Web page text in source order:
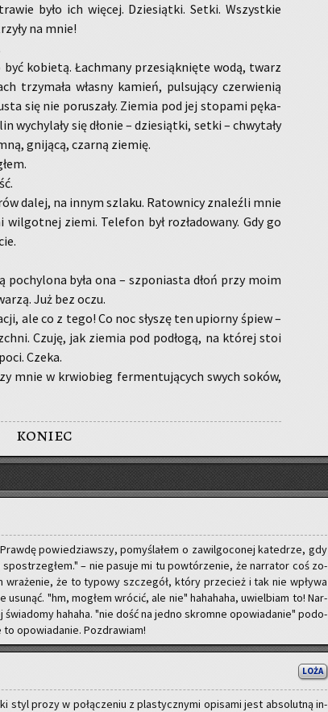
było ich wię­cej. Dzie­siąt­ki. Setki. Wszyst­kie
na mnie!
być ko­bie­tą. Łach­ma­ny prze­siąk­nię­te wodą, twarz
trzy­ma­ła wła­sny ka­mień, pul­su­ją­cy czer­wie­nią
się nie po­ru­sza­ły. Zie­mia pod jej sto­pa­mi pę­ka­
wy­chy­la­ły się dło­nie – dzie­siąt­ki, setki – chwy­ta­ły
gni­ją­cą, czar­ną zie­mię.
dalej, na innym szla­ku. Ra­tow­ni­cy zna­leź­li mnie
ziemi. Te­le­fon był roz­ła­do­wa­ny. Gdy go
po­chy­lo­na była ona – szpo­nia­sta dłoń przy moim
Już bez oczu.
ale co z tego! Co noc sły­szę ten upior­ny śpiew –
Czuję, jak zie­mia pod pod­ło­gą, na któ­rej stoi
Czeka.
mnie w krwio­bieg fer­men­tu­ją­cych swych soków,
koniec
po­wie­dziaw­szy, po­my­śla­łem o za­wil­go­co­nej ka­te­drze, gdy
– nie pa­su­je mi tu po­wtó­rze­nie, że nar­ra­tor coś zo­
wra­że­nie, że to ty­po­wy szcze­gół, który prze­cież i tak nie wpły­wa
usu­nąć. "hm, mo­głem wró­cić, ale nie" ha­ha­ha­ha, uwiel­biam to! Nar­
ha­ha­ha. "nie dość na jedno skrom­ne opo­wia­da­nie" po­do­
opo­wia­da­nie. Po­zdra­wiam!
LOŻA
styl prozy w po­łą­cze­niu z pla­stycz­ny­mi opi­sa­mi jest ab­so­lut­ną in­